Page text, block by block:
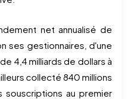
net annualisé de
ses gestionnaires, d'une
4,4 milliards de dollars à
collecté 840 millions
au premier